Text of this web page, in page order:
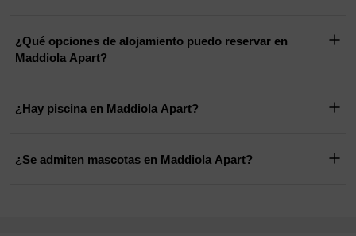
¿Qué opciones de alojamiento puedo reservar en
Maddiola Apart?
¿Hay piscina en Maddiola Apart?
¿Se admiten mascotas en Maddiola Apart?